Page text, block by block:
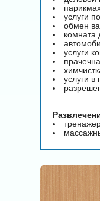
услуги
обмен
комната
услуги
услуги в